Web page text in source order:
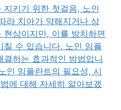
키기 위한 첫걸음, 노인
라 치아가 약해지거나 상
상이지만, 이를 방치하면
칠 수 있습니다. 노인 임플
하는 효과적인 방법입니
인 임플란트의 필요성, 시
에 대해 자세히 알아보겠